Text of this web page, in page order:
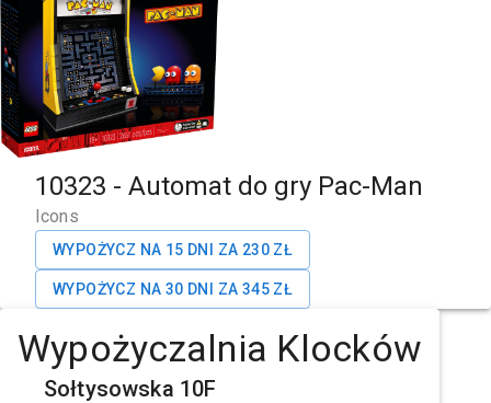
10323 - Automat do gry Pac-Man
Icons
WYPOŻYCZ NA 15 DNI ZA 230 ZŁ
WYPOŻYCZ NA 30 DNI ZA 345 ZŁ
Wypożyczalnia Klocków
Sołtysowska 10F